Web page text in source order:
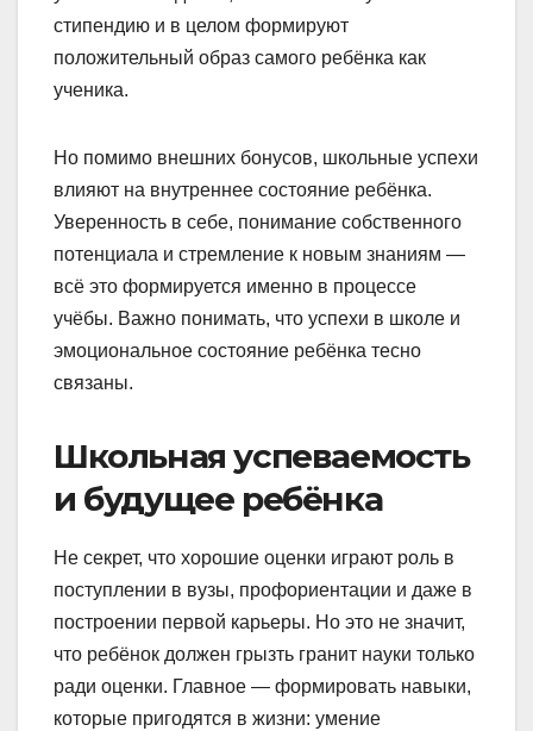
стипендию и в целом формируют
положительный образ самого ребёнка как
ученика.
Но помимо внешних бонусов, школьные успехи
влияют на внутреннее состояние ребёнка.
Уверенность в себе, понимание собственного
потенциала и стремление к новым знаниям —
всё это формируется именно в процессе
учёбы. Важно понимать, что успехи в школе и
эмоциональное состояние ребёнка тесно
связаны.
Школьная успеваемость
и будущее ребёнка
Не секрет, что хорошие оценки играют роль в
поступлении в вузы, профориентации и даже в
построении первой карьеры. Но это не значит,
что ребёнок должен грызть гранит науки только
ради оценки. Главное — формировать навыки,
которые пригодятся в жизни: умение